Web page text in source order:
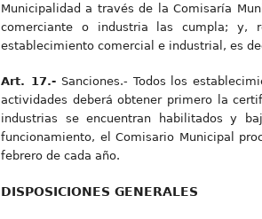
Municipalidad a través de la Comisaría
comerciante o industria las cumpla; y,
establecimiento comercial e industrial, es
Art. 17.-Sanciones.- Todos los
actividades deberá obtener primero la
industrias se encuentran habilitados y
funcionamiento, el Comisario Municipal
febrero de cada año.
DISPOSICIONES GENERALES